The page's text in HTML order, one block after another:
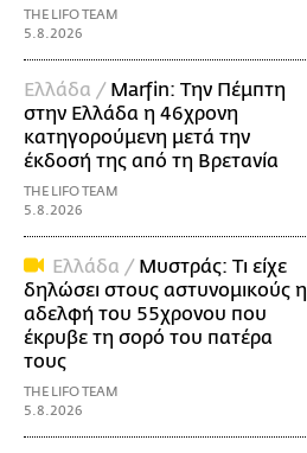
THE LIFO TEAM
5.8.2026
Ελλάδα / Marfin: Την Πέμπτη
στην Ελλάδα η 46χρονη
κατηγορούμενη μετά την
έκδοσή της από τη Βρετανία
THE LIFO TEAM
5.8.2026
Ελλάδα / Μυστράς: Τι είχε
δηλώσει στους αστυνομικούς η
αδελφή του 55χρονου που
έκρυβε τη σορό του πατέρα
τους
THE LIFO TEAM
5.8.2026